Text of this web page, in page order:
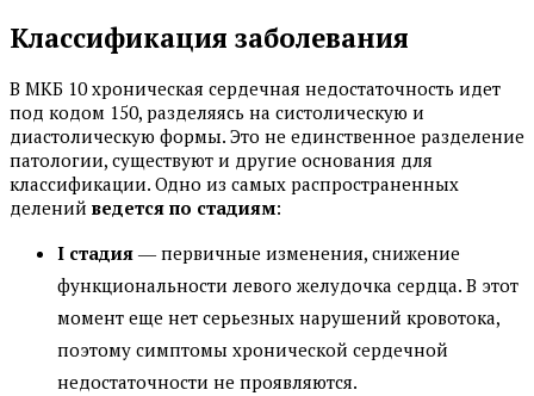
Классификация заболевания
В МКБ 10 хроническая сердечная недостаточность идет
под кодом 150, разделяясь на систолическую и
диастолическую формы. Это не единственное разделение
патологии, существуют и другие основания для
классификации. Одно из самых распространенных
делений ведется по стадиям:
I стадия ― первичные изменения, снижение
функциональности левого желудочка сердца. В этот
момент еще нет серьезных нарушений кровотока,
поэтому симптомы хронической сердечной
недостаточности не проявляются.